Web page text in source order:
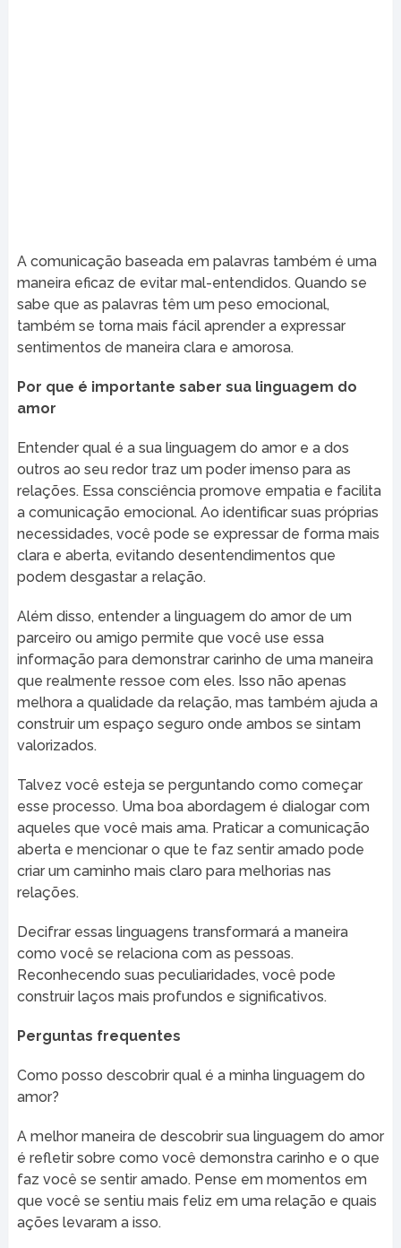
A comunicação baseada em palavras também é uma
maneira eficaz de evitar mal-entendidos. Quando se
sabe que as palavras têm um peso emocional,
também se torna mais fácil aprender a expressar
sentimentos de maneira clara e amorosa.
Por que é importante saber sua linguagem do
amor
Entender qual é a sua linguagem do amor e a dos
outros ao seu redor traz um poder imenso para as
relações. Essa consciência promove empatia e facilita
a comunicação emocional. Ao identificar suas próprias
necessidades, você pode se expressar de forma mais
clara e aberta, evitando desentendimentos que
podem desgastar a relação.
Além disso, entender a linguagem do amor de um
parceiro ou amigo permite que você use essa
informação para demonstrar carinho de uma maneira
que realmente ressoe com eles. Isso não apenas
melhora a qualidade da relação, mas também ajuda a
construir um espaço seguro onde ambos se sintam
valorizados.
Talvez você esteja se perguntando como começar
esse processo. Uma boa abordagem é dialogar com
aqueles que você mais ama. Praticar a comunicação
aberta e mencionar o que te faz sentir amado pode
criar um caminho mais claro para melhorias nas
relações.
Decifrar essas linguagens transformará a maneira
como você se relaciona com as pessoas.
Reconhecendo suas peculiaridades, você pode
construir laços mais profundos e significativos.
Perguntas frequentes
Como posso descobrir qual é a minha linguagem do
amor?
A melhor maneira de descobrir sua linguagem do amor
é refletir sobre como você demonstra carinho e o que
faz você se sentir amado. Pense em momentos em
que você se sentiu mais feliz em uma relação e quais
ações levaram a isso.